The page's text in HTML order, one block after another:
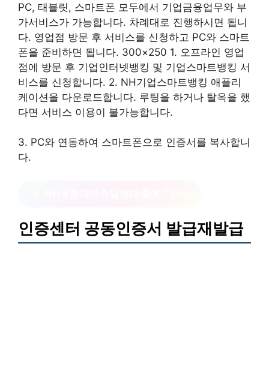
PC, 태블릿, 스마트폰 모두에서 기업금융업무와 부
가서비스가 가능합니다. 차례대로 진행하시면 됩니
다. 영업점 방문 후 서비스를 신청하고 PC와 스마트
폰을 준비하면 됩니다. 300×250 1. 오프라인 영업
점에 방문 후 기업인터넷뱅킹 및 기업스마트뱅킹 서
비스를 신청합니다. 2. NH기업스마트뱅킹 애플리
케이션을 다운로드합니다. 루팅을 하거나 탈옥을 했
다면 서비스 이용이 불가능합니다.
3. PC와 연동하여 스마트폰으로 인증서를 복사합니
다.
인증센터 공동인증서 발급재발급